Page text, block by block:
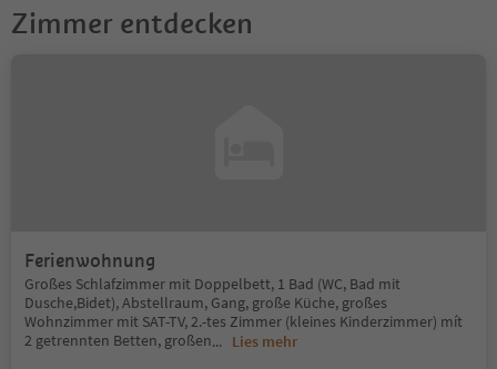
Zimmer entdecken
Ferienwohnung
Großes Schlafzimmer mit Doppelbett, 1 Bad (WC, Bad mit
Dusche,Bidet), Abstellraum, Gang, große Küche, großes
Wohnzimmer mit SAT-TV, 2.-tes Zimmer (kleines Kinderzimmer) mít
2 getrennten Betten, großen... Lies mehr